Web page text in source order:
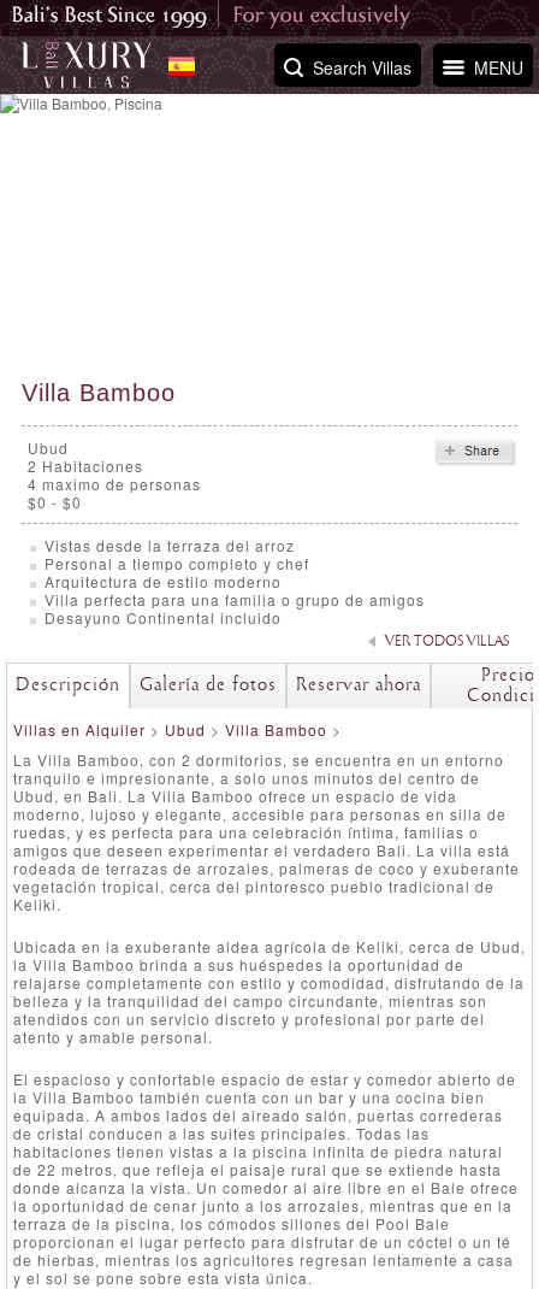
MENU
Search Villas
Villa Bamboo
Ubud
2 Habitaciones
4 maximo de personas
$0 - $0
Vistas desde la terraza del arroz
Personal a tiempo completo y chef
Arquitectura de estilo moderno
Villa perfecta para una familia o grupo de amigos
Desayuno Continental incluido
VER TODOS VILLAS
Descripción Galería de fotos Reservar ahora
Villas en Alquiler > Ubud > Villa Bamboo >
La Villa Bamboo, con 2 dormitorios, se encuentra en un entorno
tranquilo e impresionante, a solo unos minutos del centro de
Ubud, en Bali. La Villa Bamboo ofrece un espacio de vida
moderno, lujoso y elegante, accesible para personas en silla de
ruedas, y es perfecta para una celebración íntima, familias o
amigos que deseen experimentar el verdadero Bali. La villa está
rodeada de terrazas de arrozales, palmeras de coco y exuberante
vegetación tropical, cerca del pintoresco pueblo tradicional de
Keliki.
Ubicada en la exuberante aldea agrícola de Keliki, cerca de Ubud,
la Villa Bamboo brinda a sus huéspedes la oportunidad de
relajarse completamente con estilo y comodidad, disfrutando de la
belleza y la tranquilidad del campo circundante, mientras son
atendidos con un servicio discreto y profesional por parte del
atento y amable personal.
El espacioso y confortable espacio de estar y comedor abierto de
la Villa Bamboo también cuenta con un bar y una cocina bien
equipada. A ambos lados del aireado salón, puertas correderas
de cristal conducen a las suites principales. Todas las
habitaciones tienen vistas a la piscina infinita de piedra natural
de 22 metros, que refleja el paisaje rural que se extiende hasta
donde alcanza la vista. Un comedor al aire libre en el Bale ofrece
la oportunidad de cenar junto a los arrozales, mientras que en la
terraza de la piscina, los cómodos sillones del Pool Bale
proporcionan el lugar perfecto para disfrutar de un cóctel o un té
de hierbas, mientras los agricultores regresan lentamente a casa
y el sol se pone sobre esta vista única.